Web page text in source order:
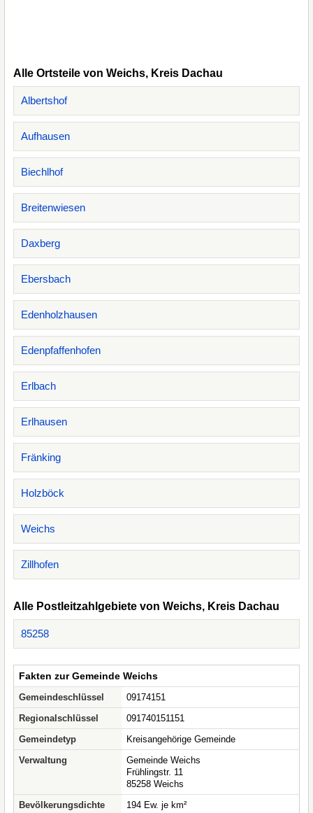
Alle Ortsteile von Weichs, Kreis Dachau
Albertshof
Aufhausen
Biechlhof
Breitenwiesen
Daxberg
Ebersbach
Edenholzhausen
Edenpfaffenhofen
Erlbach
Erlhausen
Fränking
Holzböck
Weichs
Zillhofen
Alle Postleitzahlgebiete von Weichs, Kreis Dachau
85258
Fakten zur Gemeinde Weichs
Gemeindeschlüssel
09174151
Regionalschlüssel
091740151151
Gemeindetyp
Kreisangehörige Gemeinde
Verwaltung
Gemeinde Weichs
Frühlingstr. 11
85258 Weichs
Bevölkerungsdichte
194 Ew. je km²